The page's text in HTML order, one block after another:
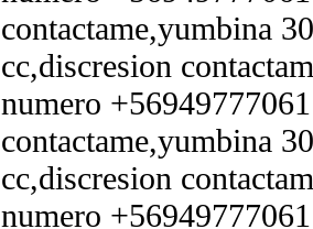
contactame,yumbina
cc,discresion
numero
contactame,yumbina
cc,discresion
numero